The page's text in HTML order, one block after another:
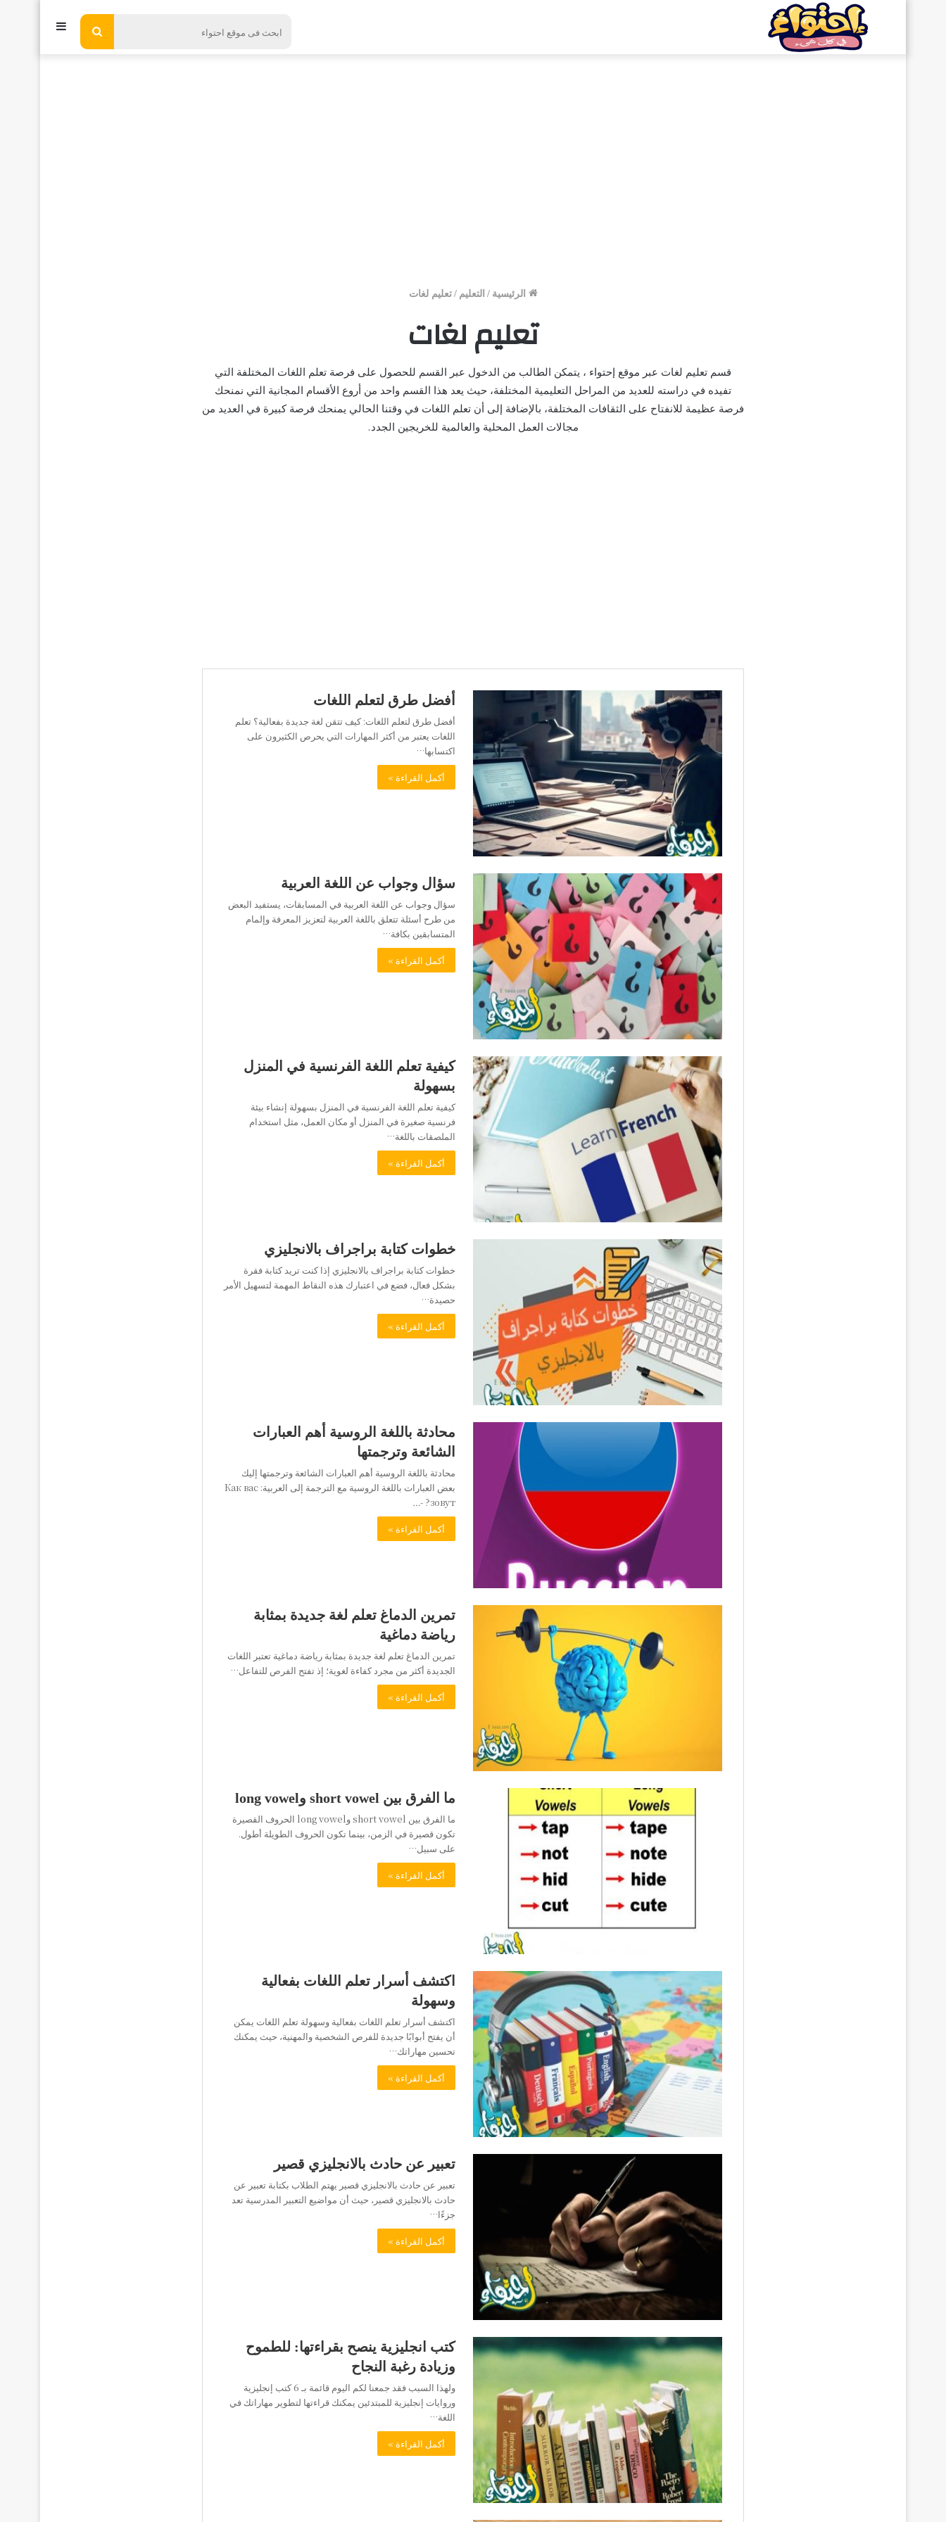
ابحث إضافة
الرئيسية / التعليم / تعليم لغات
تعليم لغات
قسم تعليم لغات عبر موقع إحتواء ، يتمكن الطالب من الدخول عبر القسم للحصول على فرصة تعلم اللغات المختلفة التي
تفيده في دراسته للعديد من المراحل التعليمية المختلفة، حيث يعد هذا القسم واحد من أروع الأقسام المجانية التي نمنحك
فرصة عظيمة للانفتاح على الثقافات المختلفة، بالإضافة إلى أن تعلم اللغات في وقتنا الحالي يمنحك فرصة كبيرة في العديد من
مجالات العمل المحلية والعالمية للخريجين الجدد.
أفضل طرق لتعلم اللغات
أفضل طرق لتعلم اللغات: كيف تتقن لغة جديدة بفعالية؟ تعلم
اللغات يعتبر من أكثر المهارات التي يحرص الكثيرون على
اكتسابها…
أكمل القراءة »
سؤال وجواب عن اللغة العربية
سؤال وجواب عن اللغة العربية في المسابقات، يستفيد البعض
من طرح أسئلة تتعلق باللغة العربية لتعزيز المعرفة وإلمام
المتسابقين بكافة…
أكمل القراءة »
كيفية تعلم اللغة الفرنسية في المنزل
بسهولة
كيفية تعلم اللغة الفرنسية في المنزل بسهولة إنشاء بيئة
فرنسية صغيرة في المنزل أو مكان العمل، مثل استخدام
الملصقات باللغة…
أكمل القراءة »
خطوات كتابة براجراف بالانجليزي
خطوات كتابة براجراف بالانجليزي إذا كنت تريد كتابة فقرة
بشكل فعال، فضع في اعتبارك هذه النقاط المهمة لتسهيل الأمر
حصيدة…
أكمل القراءة »
محادثة باللغة الروسية أهم العبارات
الشائعة وترجمتها
محادثة باللغة الروسية أهم العبارات الشائعة وترجمتها إليك
بعض العبارات باللغة الروسية مع الترجمة إلى العربية: Как вас
зовут? -…
أكمل القراءة »
تمرين الدماغ تعلم لغة جديدة بمثابة
رياضة دماغية
تمرين الدماغ تعلم لغة جديدة بمثابة رياضة دماغية تعتبر اللغات
الجديدة أكثر من مجرد كفاءة لغوية؛ إذ تفتح الفرص للتفاعل…
أكمل القراءة »
ما الفرق بين short vowel وlong vowel
ما الفرق بين short vowel وlong vowel الحروف القصيرة
تكون قصيرة في الزمن، بينما تكون الحروف الطويلة أطول.
على سبيل…
أكمل القراءة »
اكتشف أسرار تعلم اللغات بفعالية
وسهولة
اكتشف أسرار تعلم اللغات بفعالية وسهولة تعلم اللغات يمكن
أن يفتح أبوابًا جديدة للفرص الشخصية والمهنية، حيث يمكنك
تحسين مهاراتك…
أكمل القراءة »
تعبير عن حادث بالانجليزي قصير
تعبير عن حادث بالانجليزي قصير يهتم الطلاب بكتابة تعبير عن
حادث بالانجليزي قصير، حيث أن مواضيع التعبير المدرسية تعد
جزءًا…
أكمل القراءة »
كتب انجليزية ينصح بقراءتها: للطموح
وزيادة رغبة النجاح
ولهذا السبب فقد جمعنا لكم اليوم قائمة بـ 6 كتب إنجليزية
وروايات إنجليزية للمبتدئين يمكنك قراءتها لتطوير مهاراتك في
اللغة…
أكمل القراءة »